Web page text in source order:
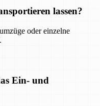
lassen?
oder einzelne
Ein- und